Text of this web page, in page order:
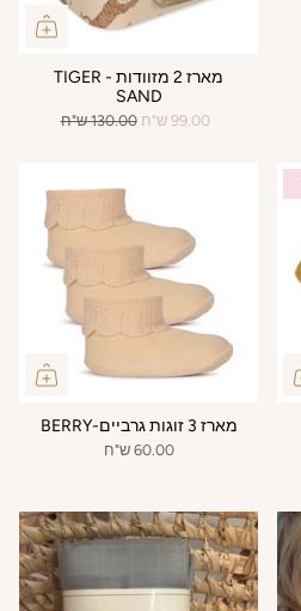
מארז 2 מזוודות - TIGER
SAND
99.00 ש"ח 130.00 ש"ח
מארז 3 זוגות גרביים-BERRY
60.00 ש"ח